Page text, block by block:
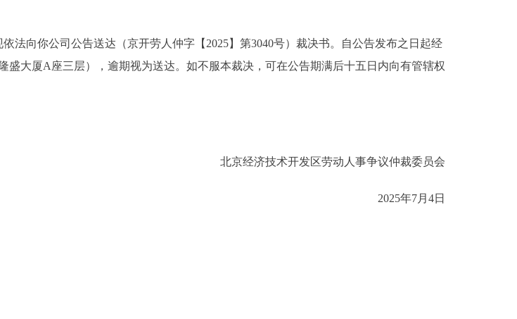
向你公司公告送达（京开劳人仲字【2025】第3040号）裁决书。自公告发布之日起经
大厦A座三层），逾期视为送达。如不服本裁决，可在公告期满后十五日内向有管辖权
北京经济技术开发区劳动人事争议仲裁委员会
2025年7月4日